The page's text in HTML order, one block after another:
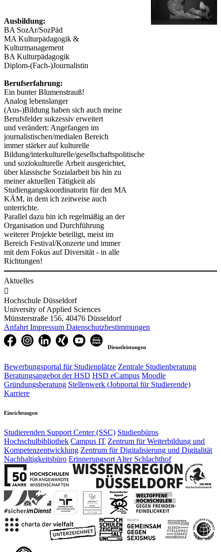
Ausbildung:
BA SozAr/SozPäd
MA Kulturpädagogik &
Kulturmanagement
BA Kulturpädagogik
Diplom-(Fach-)Journalistin
Berufserfahrung:
Ein bunter Blumenstrauß!
Analog lebenslanger
(Aus-)Bildung haben sich auch meine
Berufsfelder sukzessiv erweitert
und verändert: Angefangen im
journalistischen/medialen Bereich
immer stärker auf kulturelle
Bildung/interkulturelle/gesellschaftspolitische
und soziokulturelle Arbeit ausgerichtet,
über klassische Sozialarbeit bis hin zu
meiner aktuellen Tätigkeit als
Studiengangskoordinatorin für den MA
KÄM, in dem ich zeitweise auch
unterrichte.
Parallel dazu bin ich regelmäßig an der
Organisation und Durchführung
weiterer Projekte beteiligt, meist im
Bereich Festival/Konzerte und immer
mit dem Fokus auf Diversität - in alle
Richtungen!
Aktuelles

Hochschule Düsseldorf
University of Applied Sciences
Münsterstraße 156, 40476 Düsseldorf
Anfahrt Impressum Datenschutzbestimmungen
Dienstleistungen
Bewerbungsportal für Studienplätze Zentrale Studienberatung
Beratungsangebot der HSD HSD eCampus Moodle
Gründungsberatung Stellenwerk (Jobportal für Studierende)
Karriere
Einrichtungen
Studierenden Support Center (SSC) Studienbüros
Hochschulbibliothek Campus IT Zentrum für Weiterbildung und
Kompetenzentwicklung Zentrum für Digitalisierung und Digitalität
Nachhaltigkeitsbüro Erinnerungsort Alter Schlachthof